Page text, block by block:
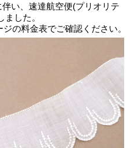
伴い、速達航空便(プリオリテ
した。
ジの料金表でご確認ください。